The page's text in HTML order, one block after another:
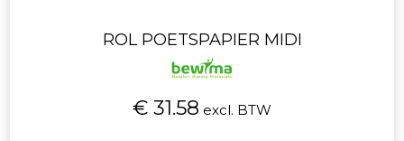
ROL POETSPAPIER MIDI
€ 31.58 excl. BTW